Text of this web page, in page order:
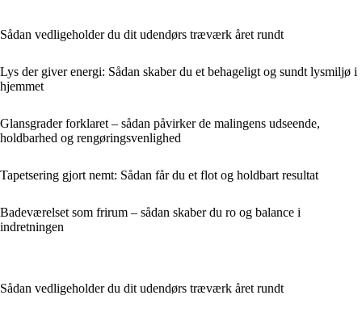
Sådan vedligeholder du dit udendørs træværk året rundt
Lys der giver energi: Sådan skaber du et behageligt og sundt lysmiljø i
hjemmet
Glansgrader forklaret – sådan påvirker de malingens udseende,
holdbarhed og rengøringsvenlighed
Tapetsering gjort nemt: Sådan får du et flot og holdbart resultat
Badeværelset som frirum – sådan skaber du ro og balance i
indretningen
Sådan vedligeholder du dit udendørs træværk året rundt